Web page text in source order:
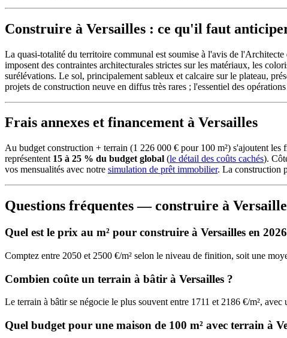
Construire à Versailles : ce qu'il faut
La quasi-totalité du territoire communal est soumise à l'avis de
imposent des contraintes architecturales strictes sur les matériaux, les
surélévations. Le sol, principalement sableux et calcaire sur le plateau,
projets de construction neuve en diffus très rares ; l'essentiel des
Frais annexes et financement à Versailles
Au budget construction + terrain (1 226 000 € pour 100 m²) s'ajoutent
représentent 15 à 25 % du budget global (le détail des coûts cachés).
vos mensualités avec notre simulation de prêt immobilier. La construction
Questions fréquentes — construire à
Quel est le prix au m² pour construire à Versailles en
Comptez entre 2050 et 2500 €/m² selon le niveau de finition, soit une
Combien coûte un terrain à bâtir à Versailles ?
Le terrain à bâtir se négocie le plus souvent entre 1711 et 2186 €/m², avec
Quel budget pour une maison de 100 m² avec terrain à